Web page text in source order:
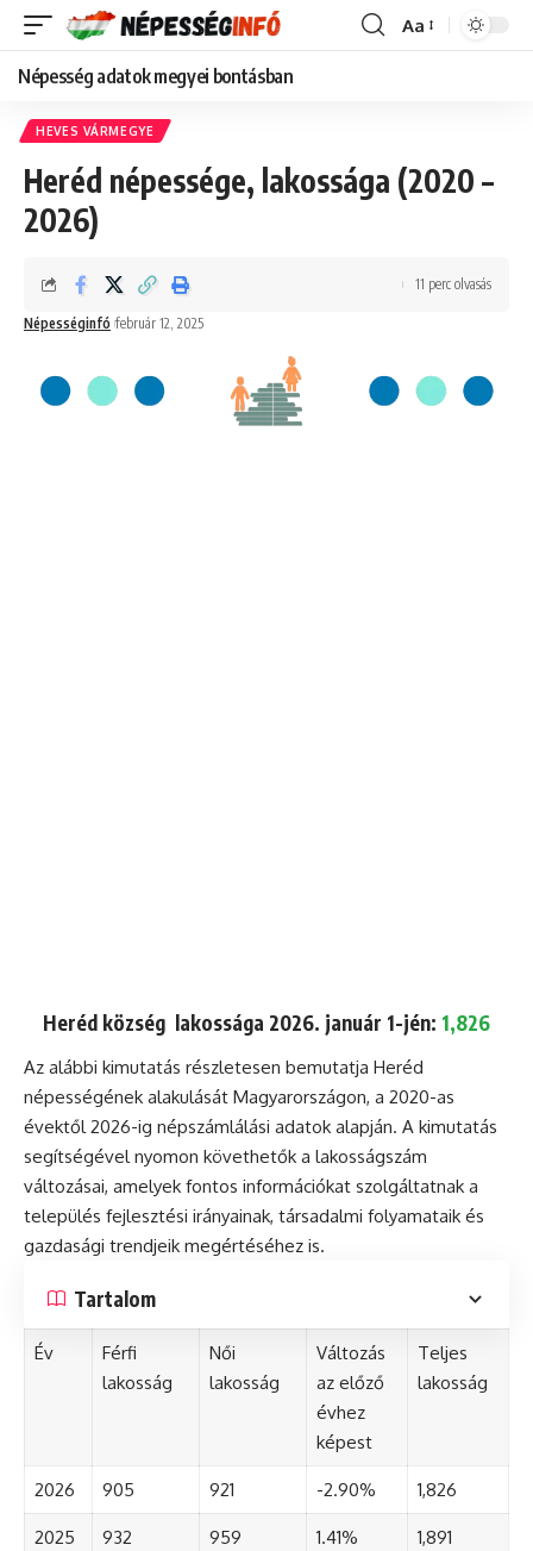
Font
Aa
Népesség adatok megyei bontásban
HEVES VÁRMEGYE
Heréd népessége, lakossága (2020 –
2026)
Népességinfó február 12, 2025
11 perc olvasás
Heréd község lakossága 2026. január 1-jén: 1,826
Az alábbi kimutatás részletesen bemutatja Heréd
népességének alakulását Magyarországon, a 2020-as
évektől 2026-ig népszámlálási adatok alapján. A kimutatás
segítségével nyomon követhetők a lakosságszám
változásai, amelyek fontos információkat szolgáltatnak a
település fejlesztési irányainak, társadalmi folyamataik és
gazdasági trendjeik megértéséhez is.
Tartalom
Év
Férfi
lakosság
Női
lakosság
Változás
az előző
évhez
képest
Teljes
lakosság
2026 905 921 -2.90% 1,826
2025 932 959 1.41% 1,891